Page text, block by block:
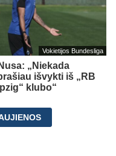
Vokietijos Bundesliga
„Niekada
išvykti iš „RB
klubo“